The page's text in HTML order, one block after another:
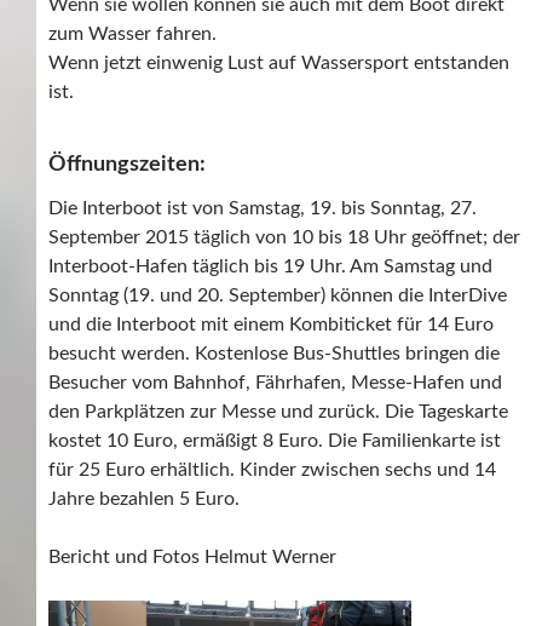
Wenn sie wollen können sie auch mit dem Boot direkt
zum Wasser fahren.
Wenn jetzt einwenig Lust auf Wassersport entstanden
ist.
Öffnungszeiten:
Die Interboot ist von Samstag, 19. bis Sonntag, 27.
September 2015 täglich von 10 bis 18 Uhr geöffnet; der
Interboot-Hafen täglich bis 19 Uhr. Am Samstag und
Sonntag (19. und 20. September) können die InterDive
und die Interboot mit einem Kombiticket für 14 Euro
besucht werden. Kostenlose Bus-Shuttles bringen die
Besucher vom Bahnhof, Fährhafen, Messe-Hafen und
den Parkplätzen zur Messe und zurück. Die Tageskarte
kostet 10 Euro, ermäßigt 8 Euro. Die Familienkarte ist
für 25 Euro erhältlich. Kinder zwischen sechs und 14
Jahre bezahlen 5 Euro.
Bericht und Fotos Helmut Werner